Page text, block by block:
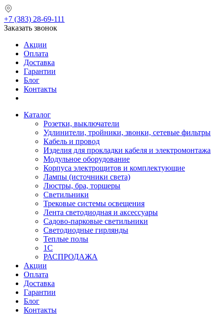
+7 (383) 28-69-111
Заказать звонок
Акции
Оплата
Доставка
Гарантии
Блог
Контакты
Каталог
Розетки, выключатели
Удлинители, тройники, звонки, сетевые фильтры
Кабель и провод
Изделия для прокладки кабеля и электромонтажа
Модульное оборудование
Корпуса электрощитов и комплектующие
Лампы (источники света)
Люстры, бра, торшеры
Светильники
Трековые системы освещения
Лента светодиодная и аксессуары
Садово-парковые светильники
Светодиодные гирлянды
Теплые полы
1С
РАСПРОДАЖА
Акции
Оплата
Доставка
Гарантии
Блог
Контакты